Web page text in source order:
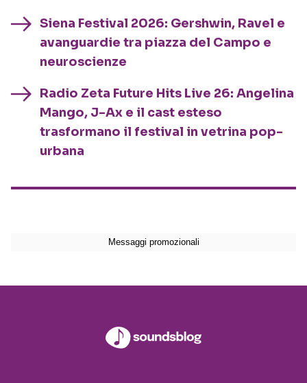
Siena Festival 2026: Gershwin, Ravel e
avanguardie tra piazza del Campo e
neuroscienze
Radio Zeta Future Hits Live 26: Angelina
Mango, J-Ax e il cast esteso
trasformano il festival in vetrina pop-
urbana